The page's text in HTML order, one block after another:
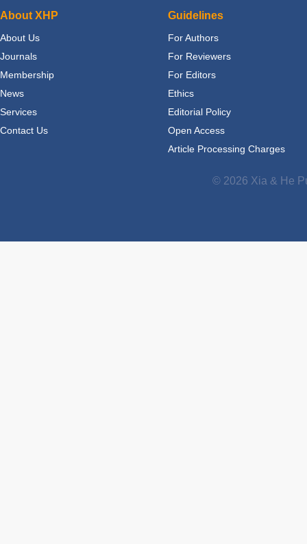
About XHP
About Us
Journals
Membership
News
Services
Contact Us
Guidelines
For Authors
For Reviewers
For Editors
Ethics
Editorial Policy
Open Access
Article Processing Charges
© 2026 Xia & He